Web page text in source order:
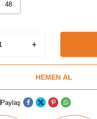
48
HEMEN AL
Paylaş